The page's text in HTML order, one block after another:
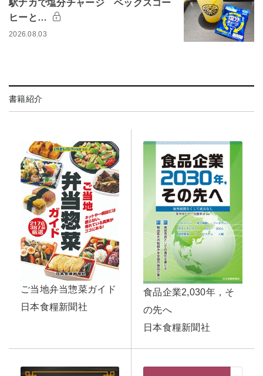
駅ナカで塩分チャージ ベックスコー
ヒーと…
2026.08.03
書籍紹介
ご当地弁当惣菜ガイド
日本食糧新聞社
食品企業2,030年，そ
の先へ
日本食糧新聞社